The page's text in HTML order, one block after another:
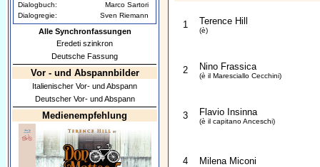
Dialogbuch:
Marco Sartori
Dialogregie:
Sven Riemann
Alle Synchronfassungen
Eredeti szinkron
Deutsche Fassung
Vor - und Abspannbilder
Italienischer Vor- und Abspann
Deutscher Vor- und Abspann
Medienempfehlung
1 Terence Hill
(è)
2 Nino Frassica
(è il Maresciallo Cecchini)
3 Flavio Insinna
(è il capitano Anceschi)
4 Milena Miconi